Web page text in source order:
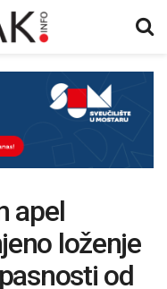
apel
loženje
od